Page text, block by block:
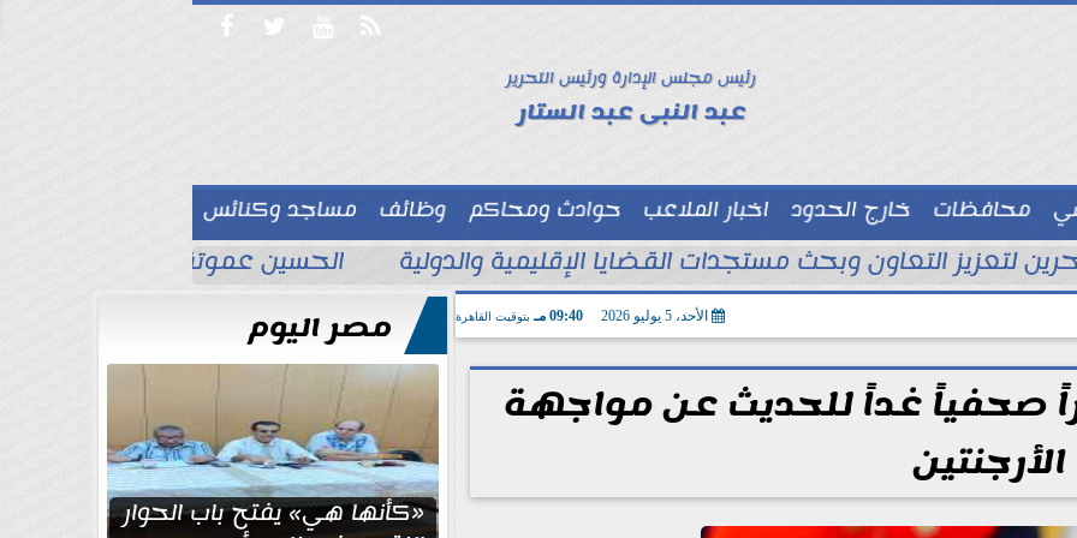
   
رئيس مجلس الإدارة ورئيس التحرير
عبد النبى عبد الستار
محافظات خارج الحدود اخبار الملاعب حوادث ومحاكم وظائف
مساجد وكنائس
توك شو لتعزيز التعاون وبحث مستجدات القضايا الإقليمية والدولية الحسين عموتة يحسم قائمة
الأحد، 5 يوليو 2026 09:40 مـ بتوقيت القاهرة
صحفياً غداً للحديث عن مواجهة
الأرجنتين
مصر اليوم
«كأنها هي» يفتح باب الحوار